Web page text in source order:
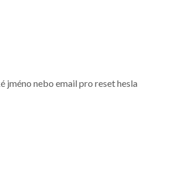
jméno nebo email pro reset hesla